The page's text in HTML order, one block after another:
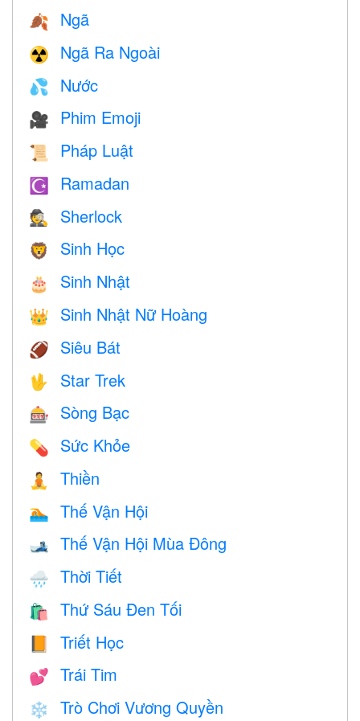
🍂 Ngã
☢️ Ngã Ra Ngoài
💦 Nước
🎥 Phim Emoji
📜 Pháp Luật
☪️ Ramadan
🕵️ Sherlock
🦁 Sinh Học
🎂 Sinh Nhật
👑 Sinh Nhật Nữ Hoàng
🏈 Siêu Bát
🖖 Star Trek
🎰 Sòng Bạc
💊 Sức Khỏe
🧘 Thiền
🏊 Thế Vận Hội
🎿 Thế Vận Hội Mùa Đông
🌧 Thời Tiết
🛍 Thứ Sáu Đen Tối
Triết Học
💕 Trái Tim
❄️ Trò Chơi Vương Quyền